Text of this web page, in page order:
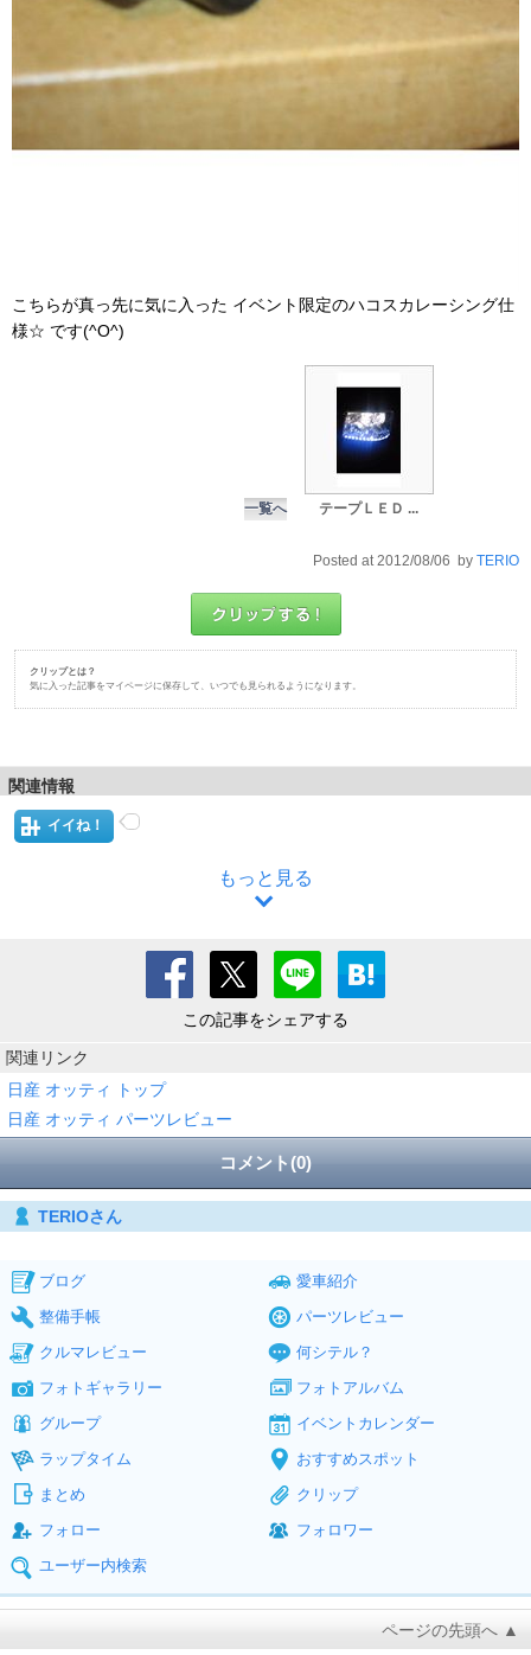
こちらが真っ先に気に入った イベント限定のハコスカレーシング仕
様☆ です(^O^)
一覧へ テープＬＥＤ ...
Posted at 2012/08/06 by TERIO
クリップとは？
気に入った記事をマイページに保存して、いつでも見られるようになります。
関連情報
イイね！
もっと見る
この記事をシェアする
関連リンク
日産 オッティ トップ
日産 オッティ パーツレビュー
コメント(0)
TERIOさん
ブログ
愛車紹介
整備手帳
パーツレビュー
クルマレビュー
何シテル？
フォトギャラリー
フォトアルバム
グループ
イベントカレンダー
ラップタイム
おすすめスポット
まとめ
クリップ
フォロー
フォロワー
ユーザー内検索
ページの先頭へ ▲